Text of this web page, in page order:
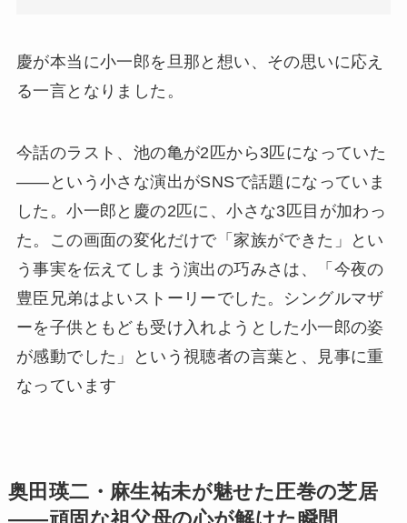
慶が本当に小一郎を旦那と想い、その思いに応え
る一言となりました。
今話のラスト、池の亀が2匹から3匹になっていた
——という小さな演出がSNSで話題になっていま
した。小一郎と慶の2匹に、小さな3匹目が加わっ
た。この画面の変化だけで「家族ができた」とい
う事実を伝えてしまう演出の巧みさは、「今夜の
豊臣兄弟はよいストーリーでした。シングルマザ
ーを子供ともども受け入れようとした小一郎の姿
が感動でした」という視聴者の言葉と、見事に重
なっています
奥田瑛二・麻生祐未が魅せた圧巻の芝居